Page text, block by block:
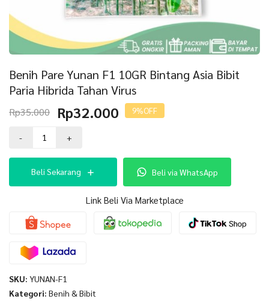
Benih Pare Yunan F1 10GR Bintang Asia Bibit
Paria Hibrida Tahan Virus
Rp35.000 Harga
aslinya
adalah:
Rp32.000 Harga
saat
Rp32.000.
9%OFF
-
Benih
F1
10GR
Bibit
Paria
Tahan
Virus
+
Beli Sekarang Beli via WhatsApp
Link Beli Via Marketplace
SKU: YUNAN-F1
Kategori: Benih & Bibit